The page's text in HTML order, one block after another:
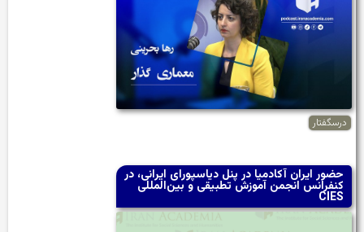
درسگفتار
حضور ایران آکادمیا در پنل دیاسپورای ایرانی، در
کنفرانس انجمن آموزش تطبیقی و بین‌المللی
CIES